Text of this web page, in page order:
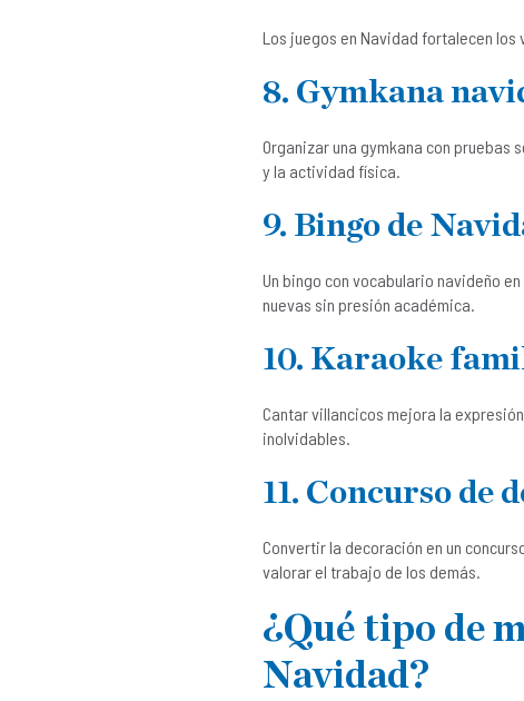
Los juegos en Navidad fortalecen
8. Gymkana
Organizar una gymkana con
y la actividad física.
9. Bingo de
Un bingo con vocabulario navideño
nuevas sin presión académica.
10. Karaoke
Cantar villancicos mejora la
inolvidables.
11. Concurso de
Convertir la decoración en un
valorar el trabajo de los demás.
¿Qué tipo de
Navidad?